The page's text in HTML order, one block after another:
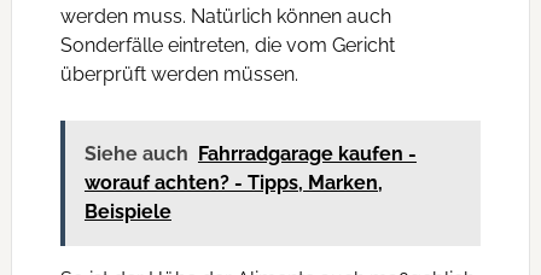
werden muss. Natürlich können auch
Sonderfälle eintreten, die vom Gericht
überprüft werden müssen.
Siehe auch Fahrradgarage kaufen -
worauf achten? - Tipps, Marken,
Beispiele